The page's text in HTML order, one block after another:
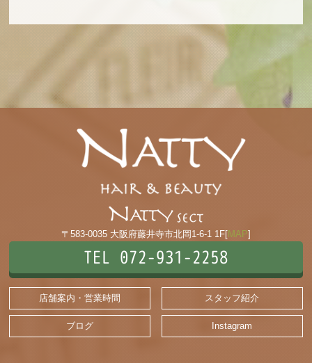
〒583-0035 大阪府藤井寺市北岡1-6-1 1F[MAP]
TEL 072-931-2258
店舗案内・営業時間 スタッフ紹介
ブログ Instagram